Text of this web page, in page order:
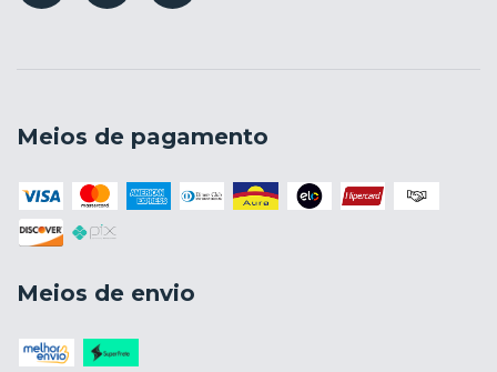
Meios de pagamento
Meios de envio